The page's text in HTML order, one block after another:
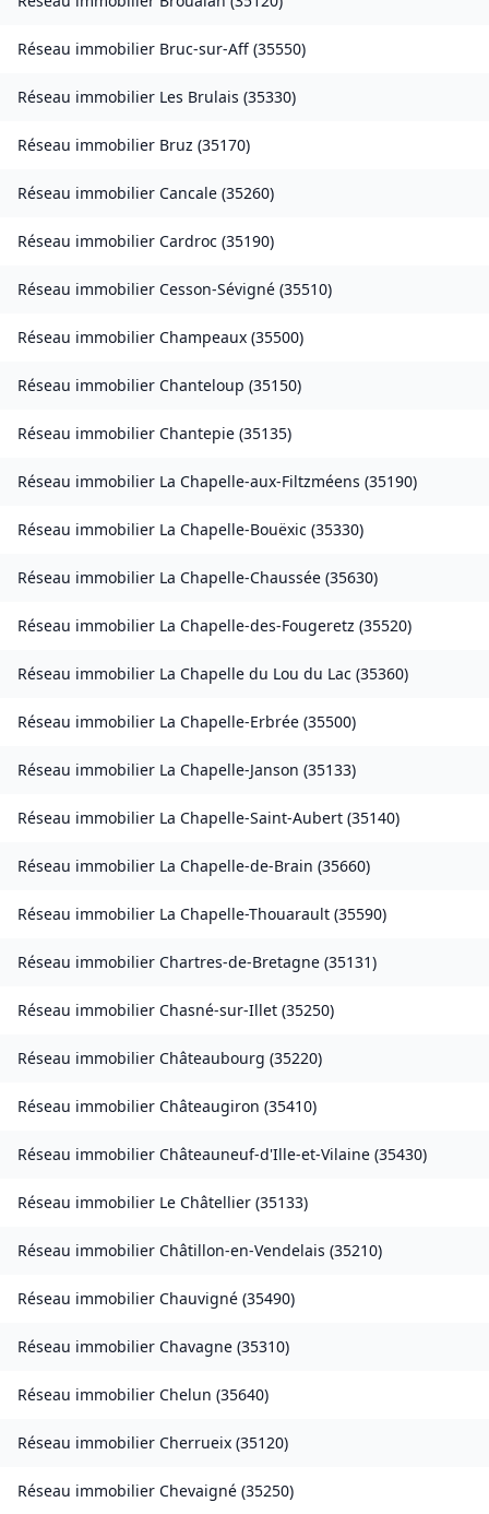
Réseau immobilier Bruc-sur-Aff (35550)
Réseau immobilier Les Brulais (35330)
Réseau immobilier Bruz (35170)
Réseau immobilier Cancale (35260)
Réseau immobilier Cardroc (35190)
Réseau immobilier Cesson-Sévigné (35510)
Réseau immobilier Champeaux (35500)
Réseau immobilier Chanteloup (35150)
Réseau immobilier Chantepie (35135)
Réseau immobilier La Chapelle-aux-Filtzméens (35190)
Réseau immobilier La Chapelle-Bouëxic (35330)
Réseau immobilier La Chapelle-Chaussée (35630)
Réseau immobilier La Chapelle-des-Fougeretz (35520)
Réseau immobilier La Chapelle du Lou du Lac (35360)
Réseau immobilier La Chapelle-Erbrée (35500)
Réseau immobilier La Chapelle-Janson (35133)
Réseau immobilier La Chapelle-Saint-Aubert (35140)
Réseau immobilier La Chapelle-de-Brain (35660)
Réseau immobilier La Chapelle-Thouarault (35590)
Réseau immobilier Chartres-de-Bretagne (35131)
Réseau immobilier Chasné-sur-Illet (35250)
Réseau immobilier Châteaubourg (35220)
Réseau immobilier Châteaugiron (35410)
Réseau immobilier Châteauneuf-d'Ille-et-Vilaine (35430)
Réseau immobilier Le Châtellier (35133)
Réseau immobilier Châtillon-en-Vendelais (35210)
Réseau immobilier Chauvigné (35490)
Réseau immobilier Chavagne (35310)
Réseau immobilier Chelun (35640)
Réseau immobilier Cherrueix (35120)
Réseau immobilier Chevaigné (35250)